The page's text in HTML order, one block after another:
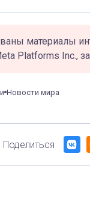
материалы
Platforms Inc.,
Новости мира
Поделиться